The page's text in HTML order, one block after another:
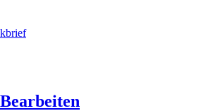
Bearbeiten